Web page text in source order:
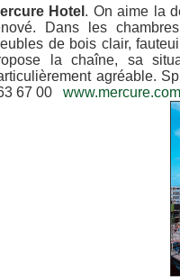
Hotel . On aime la
Dans les
de bois clair,
la chaîne, sa
agréable.
67 00